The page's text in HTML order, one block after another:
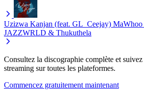
Uzizwa Kanjan (feat. GL_Ceejay)
JAZZWRLD & Thukuthela
Consultez la discographie complète et
streaming sur toutes les plateformes.
Commencez gratuitement maintenant